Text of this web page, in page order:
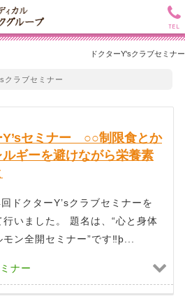
ドクターY'sクラブセミナー
クラブセミナー
セミナー ○○制限食とか
ギーを避けながら栄養素
ドクターY’sクラブセミナーを
行いました。 題名は、“心と身体
ン全開セミナー”です‼þ...
ナー
TEL